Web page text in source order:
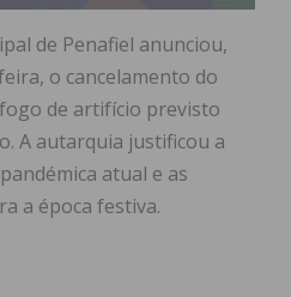
de Penafiel anunciou,
o cancelamento do
de artifício previsto
A autarquia justificou a
atual e as
a época festiva.